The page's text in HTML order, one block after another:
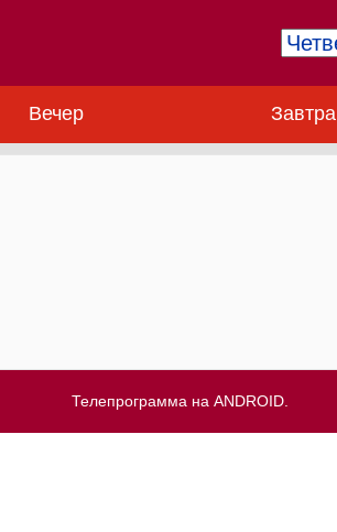
Вечер Завтра
Телепрограмма на ANDROID.